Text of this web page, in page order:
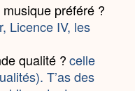
préféré ?
Licence IV, les
qualité ? celle
T’as des